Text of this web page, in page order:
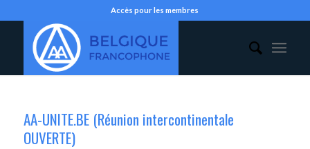
Accès pour les membres
AA-UNITE.BE (Réunion intercontinentale
OUVERTE)